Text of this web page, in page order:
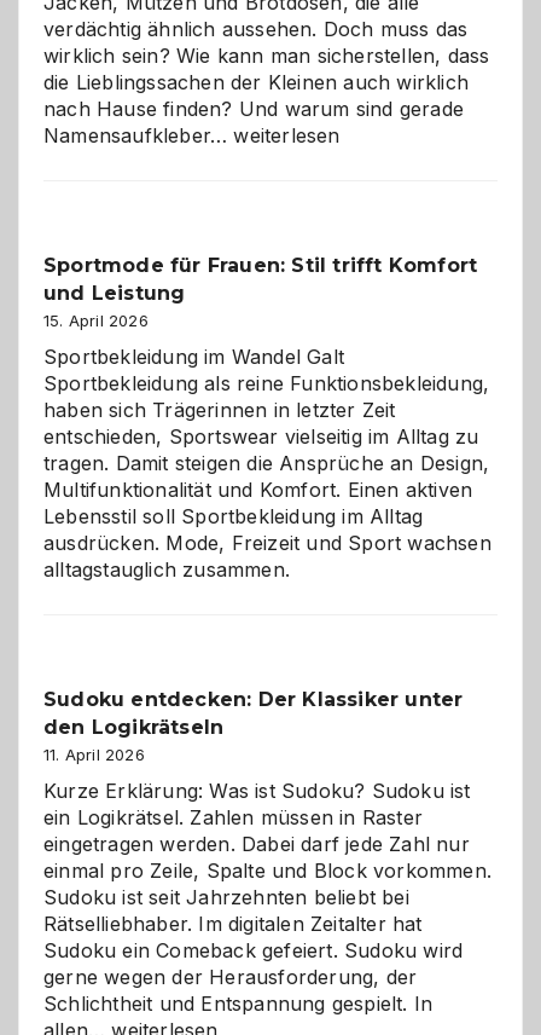
verdächtig ähnlich aussehen. Doch muss das
wirklich sein? Wie kann man sicherstellen, dass
die Lieblingssachen der Kleinen auch wirklich
nach Hause finden? Und warum sind gerade
Namensaufkleber…Namensaufkleber
gegen
Chaos
weiterlesen
Sportmode für Frauen: Stil trifft Komfort
und Leistung
15. April 2026
Sportbekleidung im Wandel Galt
Sportbekleidung als reine Funktionsbekleidung,
haben sich Trägerinnen in letzter Zeit
entschieden, Sportswear vielseitig im Alltag zu
tragen. Damit steigen die Ansprüche an Design,
Multifunktionalität und Komfort. Einen aktiven
Lebensstil soll Sportbekleidung im Alltag
ausdrücken. Mode, Freizeit und Sport wachsen
alltagstauglich zusammen.
Sudoku entdecken: Der Klassiker unter
den Logikrätseln
11. April 2026
Kurze Erklärung: Was ist Sudoku? Sudoku ist
ein Logikrätsel. Zahlen müssen in Raster
eingetragen werden. Dabei darf jede Zahl nur
einmal pro Zeile, Spalte und Block vorkommen.
Sudoku ist seit Jahrzehnten beliebt bei
Rätselliebhaber. Im digitalen Zeitalter hat
Sudoku ein Comeback gefeiert. Sudoku wird
gerne wegen der Herausforderung, der
Schlichtheit und Entspannung gespielt. In
Sudoku